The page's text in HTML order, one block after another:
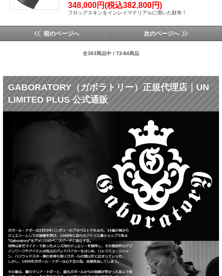
348,000円(税込382,800円)
フロッグスキンをインレイマテリアルに用いた財布！
前のページへ 次のページへ
全363商品中 / 73-84商品
GABORATORY（ガボラトリー）正規代理店｜UN
LIMITED PLUS 公式通販